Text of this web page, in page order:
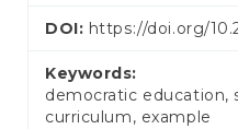
DOI: https://doi.org/
Keywords:
democratic education,
curriculum, example